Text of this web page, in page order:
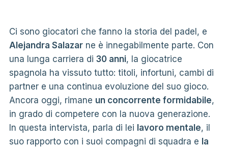
Ci sono giocatori che fanno la storia del padel, e
Alejandra Salazarne è innegabilmente parte. Con
una lunga carriera di 30 anni, la giocatrice
spagnola ha vissuto tutto: titoli, infortuni, cambi di
partner e una continua evoluzione del suo gioco.
Ancora oggi, rimane un concorrente formidabile,
in grado di competere con la nuova generazione.
In questa intervista, parla di lei lavoro mentale, il
suo rapporto con i suoi compagni di squadra e la